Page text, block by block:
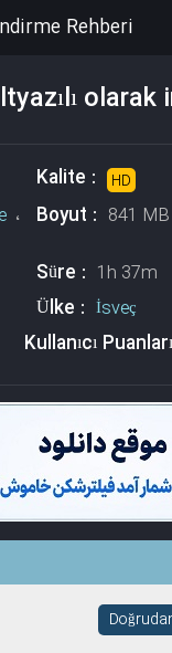
Rehberi
olarak
Kalite : HD
،
Boyut : 841 MB
Süre : 1h 37m
Ülke : İsveç
Kullanıcı